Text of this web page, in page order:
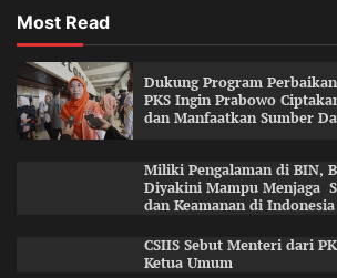
Most Read
Dukung Program
PKS Ingin Prabowo
dan Manfaatkan Sumber
Miliki Pengalaman di BIN,
Diyakini Mampu Menjaga
dan Keamanan di Indonesia
CSIIS Sebut Menteri dari
Ketua Umum